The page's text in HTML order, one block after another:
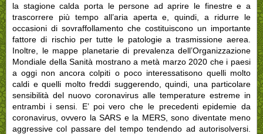
la stagione calda porta le persone ad aprire le finestre e a
trascorrere più tempo all’aria aperta e, quindi, a ridurre le
occasioni di sovraffollamento che costituiscono un importante
fattore di rischio per tutte le patologie a trasmissione aerea.
Inoltre, le mappe planetarie di prevalenza dell’Organizzazione
Mondiale della Sanità mostrano a metà marzo 2020 che i paesi
a oggi non ancora colpiti o poco interessatisono quelli molto
caldi e quelli molto freddi suggerendo, quindi, una particolare
sensibilità del nuovo coronavirus alle temperature estreme in
entrambi i sensi. E’ poi vero che le precedenti epidemie da
coronavirus, ovvero la SARS e la MERS, sono diventate meno
aggressive col passare del tempo tendendo ad autorisolversi.